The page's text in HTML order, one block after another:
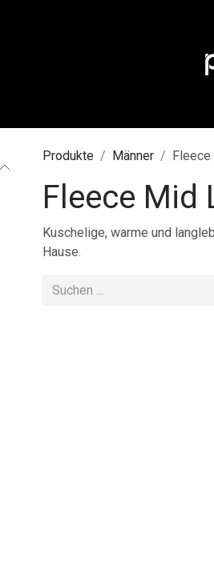
Produkte Männer
Fleece Mid
Kuschelige, warme und
Hause.